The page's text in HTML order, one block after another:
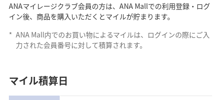
ANAマイレージクラブ会員の方は、ANA Mallでの利用登録・ログ
イン後、商品を購入いただくとマイルが貯まります。
* ANA Mall内でのお買い物によるマイルは、ログインの際にご入
力された会員番号に対して積算されます。
マイル積算日